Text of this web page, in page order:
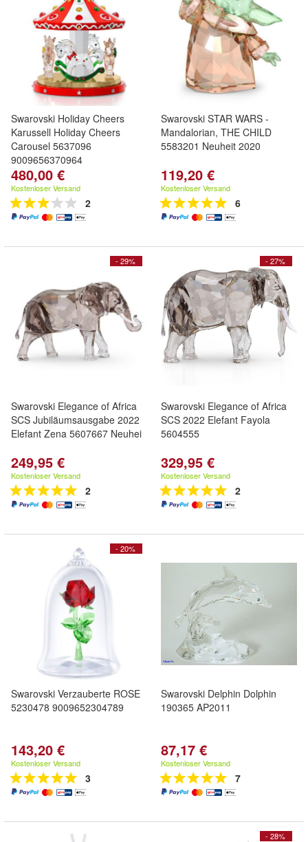
Swarovski Holiday Cheers
Karussell Holiday Cheers
Carousel 5637096
9009656370964
480,00 €
Kostenloser Versand
2
Swarovski STAR WARS -
Mandalorian, THE CHILD
5583201 Neuheit 2020
119,20 €
Kostenloser Versand
6
- 29%
Swarovski Elegance of Africa
SCS Jubiläumsausgabe 2022
Elefant Zena 5607667 Neuhei
249,95 €
Kostenloser Versand
2
- 27%
Swarovski Elegance of Africa
SCS 2022 Elefant Fayola
5604555
329,95 €
Kostenloser Versand
2
- 20%
Swarovski Verzauberte ROSE
5230478 9009652304789
143,20 €
Kostenloser Versand
3
Swarovski Delphin Dolphin
190365 AP2011
87,17 €
Kostenloser Versand
7
- 28%